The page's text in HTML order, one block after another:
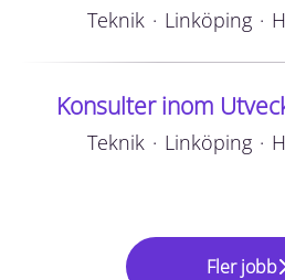
Teknik · Linköping ·
Konsulter inom
Teknik · Linköping ·
Fler jobb